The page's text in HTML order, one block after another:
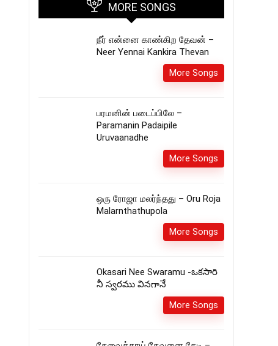
MORE SONGS
நீர் என்னை காண்கிற தேவன் –
Neer Yennai Kankira Thevan
More Songs
பரமனின் படைப்பிலே –
Paramanin Padaipile
Uruvaanadhe
More Songs
ஒரு ரோஜா மலர்ந்தது – Oru Roja
Malarnthathupola
More Songs
Okasari Nee Swaramu -ఒకసారి
నీ స్వరము వినగానే
More Songs